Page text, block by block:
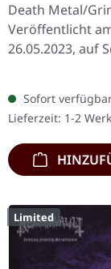
Death Metal/
Veröffentlicht
26.05.2023, auf
Mist
Activists.
im Cover mit
doppelseitigem
Sofort
Lieferzeit: 1-2
Limited